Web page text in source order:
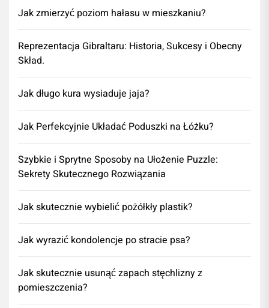
Jak zmierzyć poziom hałasu w mieszkaniu?
Reprezentacja Gibraltaru: Historia, Sukcesy i Obecny
Skład.
Jak długo kura wysiaduje jaja?
Jak Perfekcyjnie Układać Poduszki na Łóżku?
Szybkie i Sprytne Sposoby na Ułożenie Puzzle:
Sekrety Skutecznego Rozwiązania
Jak skutecznie wybielić pożółkły plastik?
Jak wyrazić kondolencje po stracie psa?
Jak skutecznie usunąć zapach stęchlizny z
pomieszczenia?